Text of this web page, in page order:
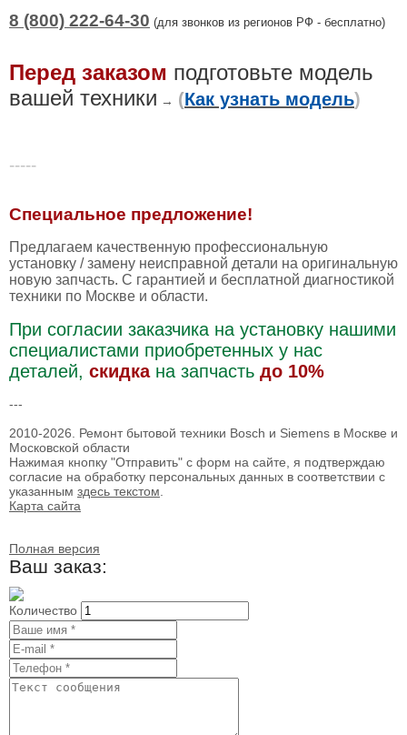
8 (800) 222-64-30 (для звонков из регионов РФ - бесплатно)
Перед заказом подготовьте модель
вашей техники → (Как узнать модель)
-----
Специальное предложение!
Предлагаем качественную профессиональную
установку / замену неисправной детали на оригинальную
новую запчасть. С гарантией и бесплатной диагностикой
техники по Москве и области.
При согласии заказчика на установку нашими
специалистами приобретенных у нас
деталей, скидкана запчасть до 10%
---
2010-2026. Ремонт бытовой техники Bosch и Siemens в Москве и
Московской области
Нажимая кнопку "Отправить" c форм на сайте, я подтверждаю
согласие на обработку персональных данных в соответствии с
указанным здесь текстом
Карта сайта
Полная версия
Ваш заказ:
Количество